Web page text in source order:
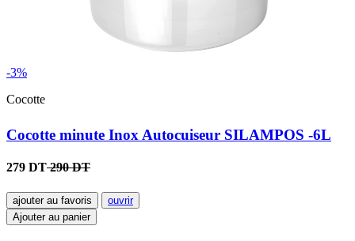
-3%
Cocotte
Cocotte minute Inox Autocuiseur SILAMPOS -6L
279 DT290 DT
ajouter au favoris
ouvrir
Ajouter au panier